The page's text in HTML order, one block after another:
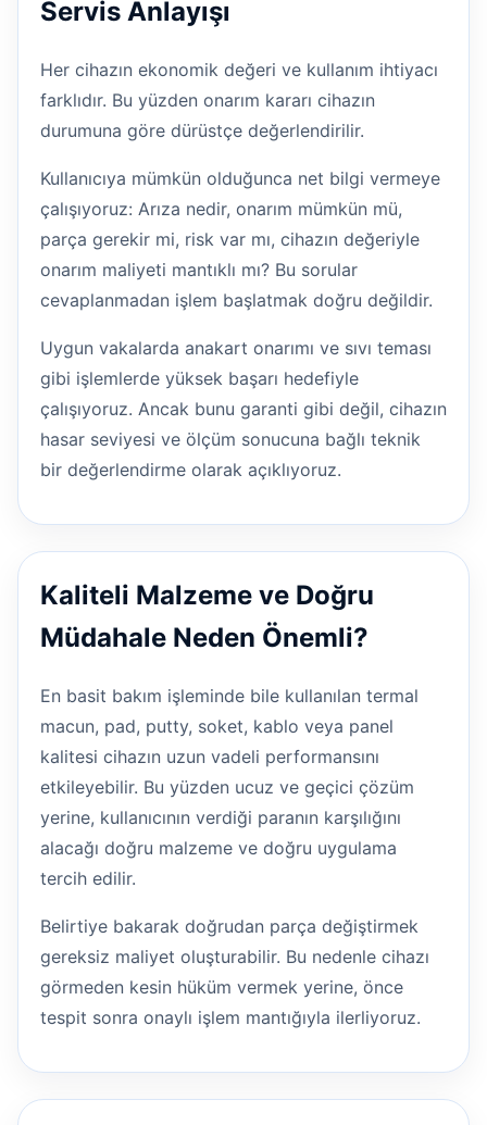
Servis Anlayışı
Her cihazın ekonomik değeri ve kullanım ihtiyacı
farklıdır. Bu yüzden onarım kararı cihazın
durumuna göre dürüstçe değerlendirilir.
Kullanıcıya mümkün olduğunca net bilgi vermeye
çalışıyoruz: Arıza nedir, onarım mümkün mü,
parça gerekir mi, risk var mı, cihazın değeriyle
onarım maliyeti mantıklı mı? Bu sorular
cevaplanmadan işlem başlatmak doğru değildir.
Uygun vakalarda anakart onarımı ve sıvı teması
gibi işlemlerde yüksek başarı hedefiyle
çalışıyoruz. Ancak bunu garanti gibi değil, cihazın
hasar seviyesi ve ölçüm sonucuna bağlı teknik
bir değerlendirme olarak açıklıyoruz.
Kaliteli Malzeme ve Doğru
Müdahale Neden Önemli?
En basit bakım işleminde bile kullanılan termal
macun, pad, putty, soket, kablo veya panel
kalitesi cihazın uzun vadeli performansını
etkileyebilir. Bu yüzden ucuz ve geçici çözüm
yerine, kullanıcının verdiği paranın karşılığını
alacağı doğru malzeme ve doğru uygulama
tercih edilir.
Belirtiye bakarak doğrudan parça değiştirmek
gereksiz maliyet oluşturabilir. Bu nedenle cihazı
görmeden kesin hüküm vermek yerine, önce
tespit sonra onaylı işlem mantığıyla ilerliyoruz.